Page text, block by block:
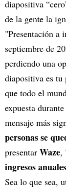
diapositiva
de la gente la
"Presentación a
septiembre de
perdiendo una
diapositiva es tu
que todo el
expuesta
mensaje más
personas se
presentar Waze,
ingresos
Sea lo que sea,